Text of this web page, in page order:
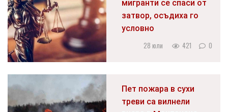
мигранти се спаси от
затвор, осъдиха го
условно
28 юли 421 0
Пет пожара в сухи
треви са вилнели